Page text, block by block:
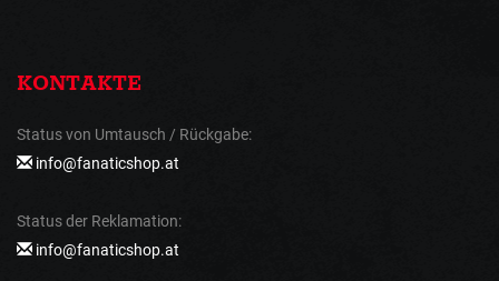
KONTAKTE
Status von Umtausch / Rückgabe:
info@fanaticshop.at
Status der Reklamation:
info@fanaticshop.at